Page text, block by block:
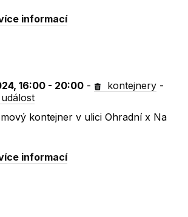
informací
16:00 - 20:00 - kontejnery -
kontejner v ulici Ohradní x Na
informací